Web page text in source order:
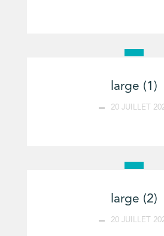
large (1)
20 JUILLET
large (2)
20 JUILLET